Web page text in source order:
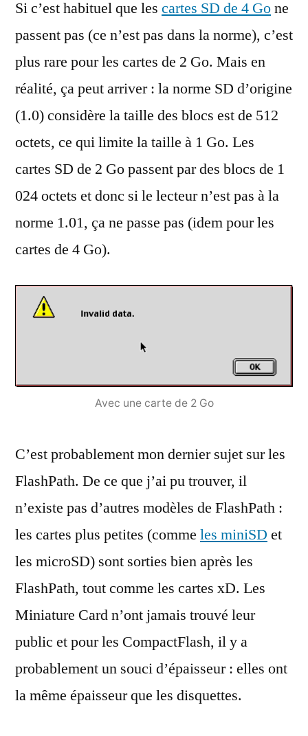
Si c’est habituel que les cartes SD de 4 Gone
passent pas (ce n’est pas dans la norme), c’est
plus rare pour les cartes de 2 Go. Mais en
réalité, ça peut arriver : la norme SD d’origine
(1.0) considère la taille des blocs est de 512
octets, ce qui limite la taille à 1 Go. Les
cartes SD de 2 Go passent par des blocs de 1
024 octets et donc si le lecteur n’est pas à la
norme 1.01, ça ne passe pas (idem pour les
cartes de 4 Go).
Avec une carte de 2 Go
C’est probablement mon dernier sujet sur les
FlashPath. De ce que j’ai pu trouver, il
n’existe pas d’autres modèles de FlashPath :
les cartes plus petites (comme les miniSD et
les microSD) sont sorties bien après les
FlashPath, tout comme les cartes xD. Les
Miniature Card n’ont jamais trouvé leur
public et pour les CompactFlash, il y a
probablement un souci d’épaisseur : elles ont
la même épaisseur que les disquettes.